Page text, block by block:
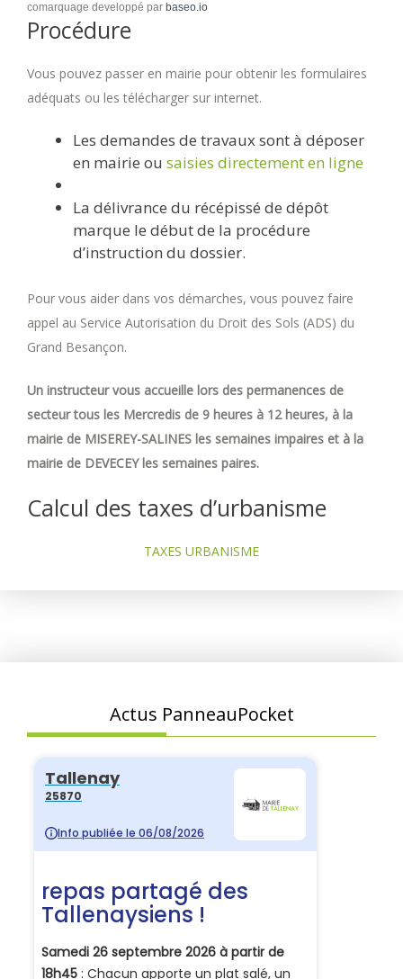
comarquage developpé par baseo.io
Procédure
Vous pouvez passer en mairie pour obtenir les formulaires
adéquats ou les télécharger sur internet.
Les demandes de travaux sont à déposer
en mairie ou saisies directement en ligne
La délivrance du récépissé de dépôt
marque le début de la procédure
d’instruction du dossier.
Pour vous aider dans vos démarches, vous pouvez faire
appel au Service Autorisation du Droit des Sols (ADS) du
Grand Besançon.
Un instructeur vous accueille lors des permanences de
secteur tous les Mercredis de 9 heures à 12 heures, à la
mairie de MISEREY-SALINES les semaines impaires et à la
mairie de DEVECEY les semaines paires.
Calcul des taxes d’urbanisme
TAXES URBANISME
Actus PanneauPocket